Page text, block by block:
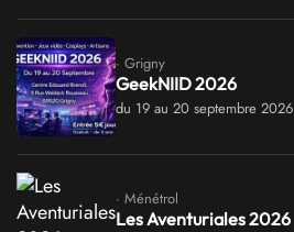
· Grigny
GeekNIID 2026
du 19 au 20 septembre 2026
· Ménétrol
Les Aventuriales 2026